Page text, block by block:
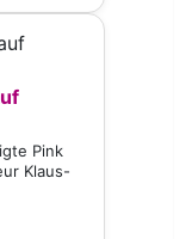
Pink
Klaus-